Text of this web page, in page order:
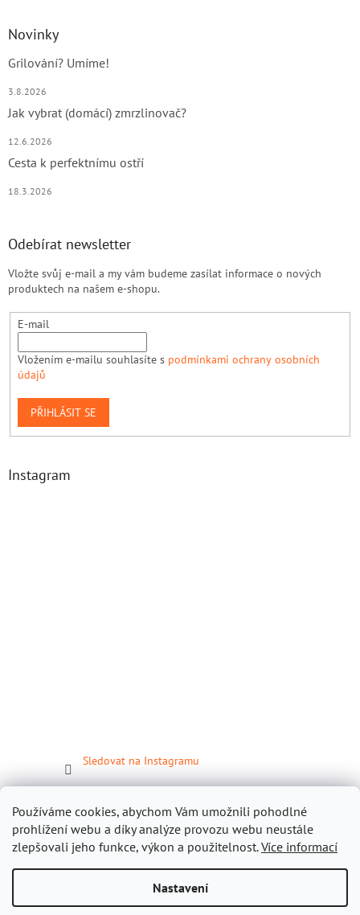
Používáme cookies, abychom Vám umožnili pohodlné
prohlížení webu a díky analýze provozu webu neustále
zlepšovali jeho funkce, výkon a použitelnost.Více informací
Nastavení
Novinky
Grilování? Umíme!
3.8.2026
Jak vybrat (domácí) zmrzlinovač?
12.6.2026
Cesta k perfektnímu ostří
18.3.2026
Odebírat newsletter
Vložte svůj e-mail a my vám budeme zasílat informace o nových
produktech na našem e-shopu.
E-mail
Vložením e-mailu souhlasíte s podmínkami ochrany osobních
údajů
PŘIHLÁSIT SE
Instagram
Sledovat na Instagramu
Facebook
Vytvořil Shoptet